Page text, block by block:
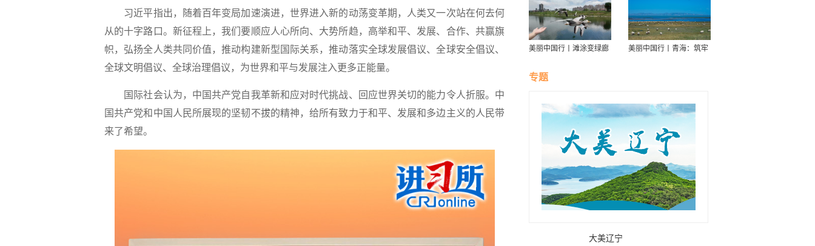
习近平指出，随着百年变局加速演进，世界进入新的动荡变革期，人类又一次站在何去何
从的十字路口。新征程上，我们要顺应人心所向、大势所趋，高举和平、发展、合作、共赢旗
帜，弘扬全人类共同价值，推动构建新型国际关系，推动落实全球发展倡议、全球安全倡议、
全球文明倡议、全球治理倡议，为世界和平与发展注入更多正能量。
国际社会认为，中国共产党自我革新和应对时代挑战、回应世界关切的能力令人折服。中
国共产党和中国人民所展现的坚韧不拔的精神，给所有致力于和平、发展和多边主义的人民带
来了希望。
美丽中国行丨滩涂变绿廊
生态走廊
美丽中国行丨青海：筑牢
专题
大美辽宁